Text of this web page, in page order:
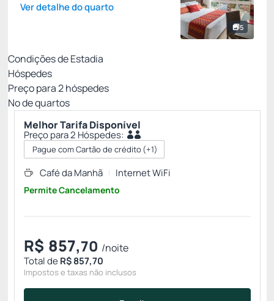
5
Ver detalhe do quarto
Condições de Estadia
Hóspedes
Preço para2hóspedes
Nº de quartos
Melhor Tarifa Disponível
Preço para 2 Hóspedes:
Pague com Cartão de crédito(+1)
Café da Manhã Internet WiFi
Permite Cancelamento
R$ 857,70 /noite
Total deR$ 857,70
Impostos e taxas não inclusos